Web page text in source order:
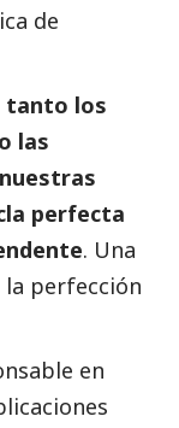
de
tanto los
las
perfecta
. Una
la perfección
en